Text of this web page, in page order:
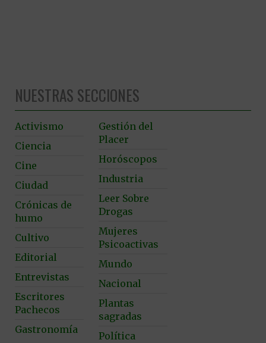
NUESTRAS SECCIONES
Activismo
Ciencia
Cine
Ciudad
Crónicas de
humo
Cultivo
Editorial
Entrevistas
Escritores
Pachecos
Gastronomía
Gestión del
Placer
Horóscopos
Industria
Leer Sobre
Drogas
Mujeres
Psicoactivas
Mundo
Nacional
Plantas
sagradas
Política